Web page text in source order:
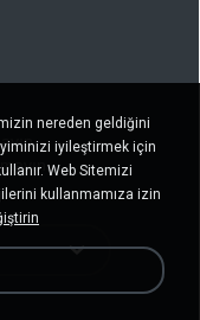
nereden geldiğini
iyileştirmek için
Web Sitemizi
kullanmamıza izin